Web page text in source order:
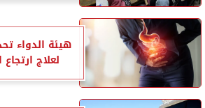
هيئة الدواء
لعلاج